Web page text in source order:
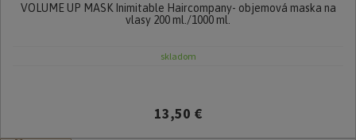
VOLUME UP MASK Inimitable Haircompany- objemová maska na
vlasy 200 ml./1000 ml.
skladom
13,50 €